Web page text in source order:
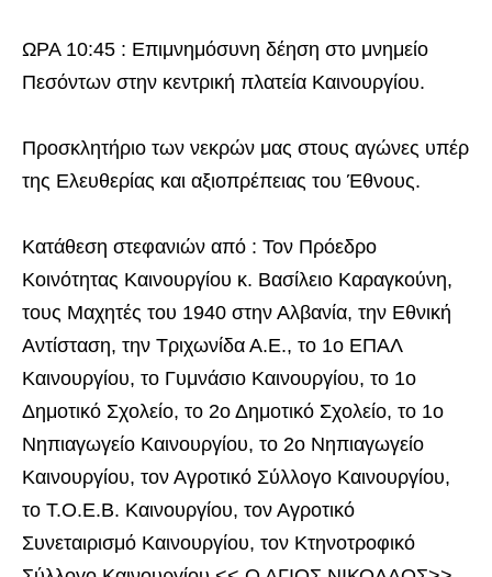
ΩΡΑ 10:45 : Επιμνημόσυνη δέηση στο μνημείο
Πεσόντων στην κεντρική πλατεία Καινουργίου.
Προσκλητήριο των νεκρών μας στους αγώνες υπέρ
της Ελευθερίας και αξιοπρέπειας του Έθνους.
Κατάθεση στεφανιών από : Τον Πρόεδρο
Κοινότητας Καινουργίου κ. Βασίλειο Καραγκούνη,
τους Μαχητές του 1940 στην Αλβανία, την Εθνική
Αντίσταση, την Τριχωνίδα Α.Ε., το 1ο ΕΠΑΛ
Καινουργίου, το Γυμνάσιο Καινουργίου, το 1ο
Δημοτικό Σχολείο, το 2ο Δημοτικό Σχολείο, το 1ο
Νηπιαγωγείο Καινουργίου, το 2ο Νηπιαγωγείο
Καινουργίου, τον Αγροτικό Σύλλογο Καινουργίου,
το Τ.Ο.Ε.Β. Καινουργίου, τον Αγροτικό
Συνεταιρισμό Καινουργίου, τον Κτηνοτροφικό